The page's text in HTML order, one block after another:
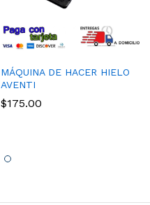
MÁQUINA DE HACER HIELO
AVENTI
$175.00